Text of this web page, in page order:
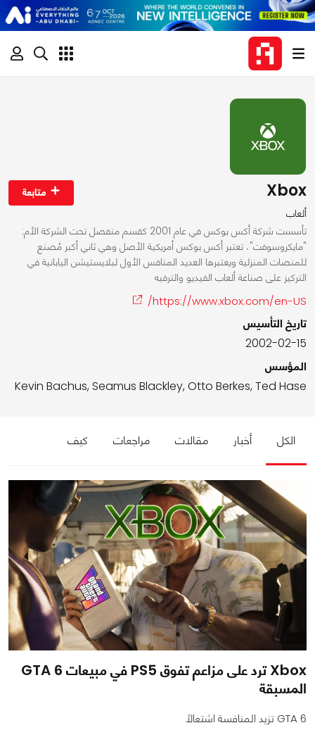
Xbox
ألعاب
متابعة
تأسست شركة أكس بوكس في عام 2001 كقسم منفصل تحت الشركة الأم:
"مايكروسوفت"، تعتبر أكس بوكس أمريكية الأصل وهي ثاني أكبر مُصنع
للمنصات المنزلية ويعتبرها العديد المنافس الأول لبلايستيشن اليابانية في
التركيز على صناعة ألعاب الفيديو والترفيه
https://www.xbox.com/en-US/
تاريخ التأسيس
2002-02-15
المؤسس
Kevin Bachus, Seamus Blackley, Otto Berkes, Ted Hase
الكل أخبار مقالات مراجعات كيف
Xbox ترد على مزاعم تفوق PS5 في مبيعات GTA 6
المسبقة
GTA 6 تزيد المنافسة اشتعالًا